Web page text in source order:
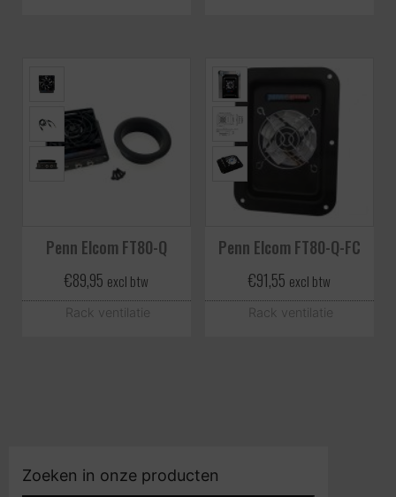
Penn Elcom FT80-Q
€89,95 excl btw
Rack ventilatie
Penn Elcom FT80-Q-FC
€91,55 excl btw
Rack ventilatie
Zoeken in onze producten